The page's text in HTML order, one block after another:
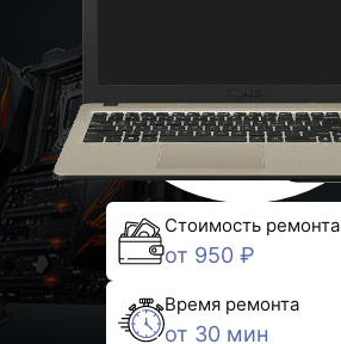
Стоимость ремонта
от 950 ₽
Время ремонта
от 30 мин